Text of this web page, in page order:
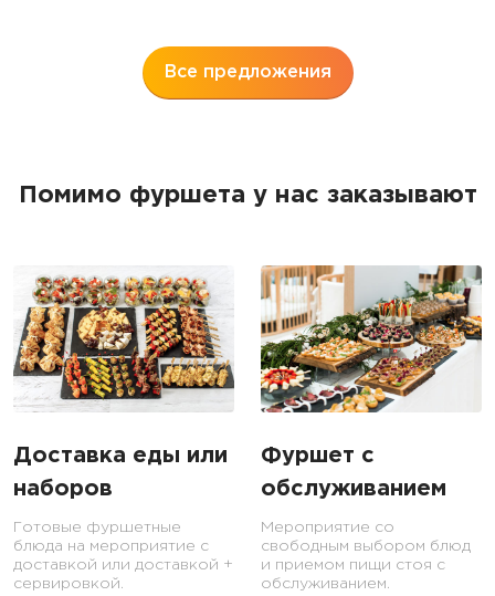
Все предложения
Помимо фуршета у нас заказывают
Доставка еды или
наборов
Готовые фуршетные
блюда на мероприятие с
доставкой или доставкой +
сервировкой.
Фуршет с
обслуживанием
Мероприятие со
свободным выбором блюд
и приемом пищи стоя с
обслуживанием.